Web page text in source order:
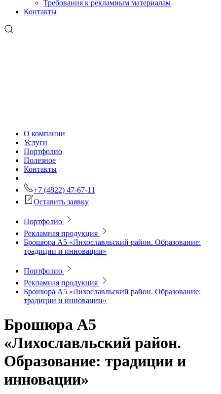
Требования к рекламным материалам
Контакты
О компании
Услуги
Портфолио
Полезное
Контакты
+7 (4822) 47-67-11
Оставить заявку
Портфолио
Рекламная продукция
Брошюра А5 «Лихославльский район. Образование:
традиции и инновации»
Портфолио
Рекламная продукция
Брошюра А5 «Лихославльский район. Образование:
традиции и инновации»
Брошюра А5
«Лихославльский район.
Образование: традиции и
инновации»